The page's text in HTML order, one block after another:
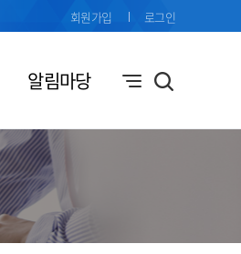
알림마당
회원가입 로그인